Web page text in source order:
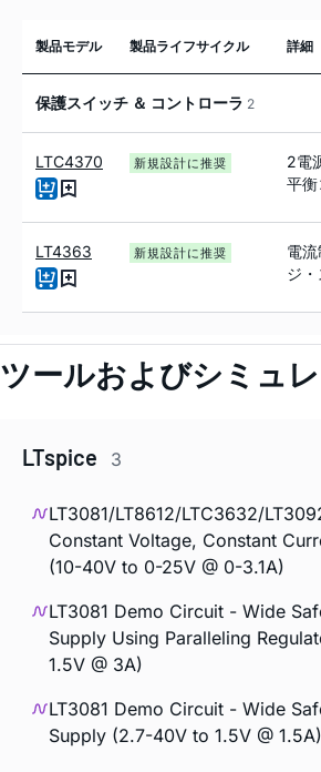
製品モデル 製品ライフサイクル 詳細
保護スイッチ ＆ コントローラ 2
LTC4370 新規設計に推奨
2電
平衡
LT4363 新規設計に推奨
電
ジ
ツールおよびシミュ
LTspice 3
LT3081/LT8612/LTC3632/
Constant Voltage, Constant
(10-40V to 0-25V @ 0-3.1A)
LT3081 Demo Circuit - Wide
Supply Using Paralleling
1.5V @ 3A)
LT3081 Demo Circuit - Wide
Supply (2.7-40V to 1.5V @ 1.5A)